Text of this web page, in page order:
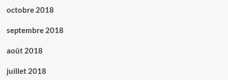
octobre 2018
septembre 2018
août 2018
juillet 2018